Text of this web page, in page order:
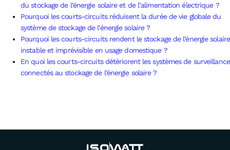
du stockage de l’énergie solaire et de l’alimentation électrique ?
Pourquoi les courts-circuits réduisent la durée de vie globale du
système de stockage de l’énergie solaire ?
Pourquoi les courts-circuits rendent le stockage de l’énergie solaire
instable et imprévisible en usage domestique ?
En quoi les courts-circuits détériorent les systèmes de surveillance
connectés au stockage de l’énergie solaire ?